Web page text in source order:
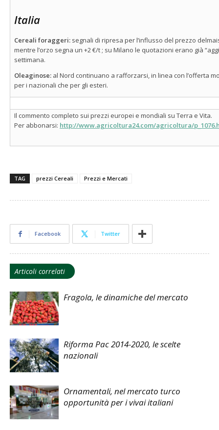
Italia
Cereali foraggeri: segnali di ripresa per l’influsso del prezzo
mentre l’orzo segna un +2 €/t ; su Milano le quotazioni erano già
settimana.
Oleaginose: al Nord continuano a rafforzarsi, in linea con l’offerta
per i nazionali che per gli esteri.
Il commento completo sui prezzi europei e mondiali su Terra e Vita.
Per abbonarsi: http://www.agricoltura24.com/agricoltura/
TAG prezzi Cereali Prezzi e Mercati
Facebook Twitter
Articoli correlati
Fragola, le dinamiche del mercato
Riforma Pac 2014-2020, le scelte
nazionali
Ornamentali, nel mercato turco
opportunità per i vivai italiani